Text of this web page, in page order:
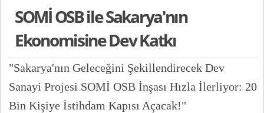
SOMİ OSB ile Sakarya'nın
Ekonomisine Dev Katkı
"Sakarya'nın Geleceğini Şekillendirecek Dev
Sanayi Projesi SOMİ OSB İnşası Hızla İlerliyor: 20
Bin Kişiye İstihdam Kapısı Açacak!"